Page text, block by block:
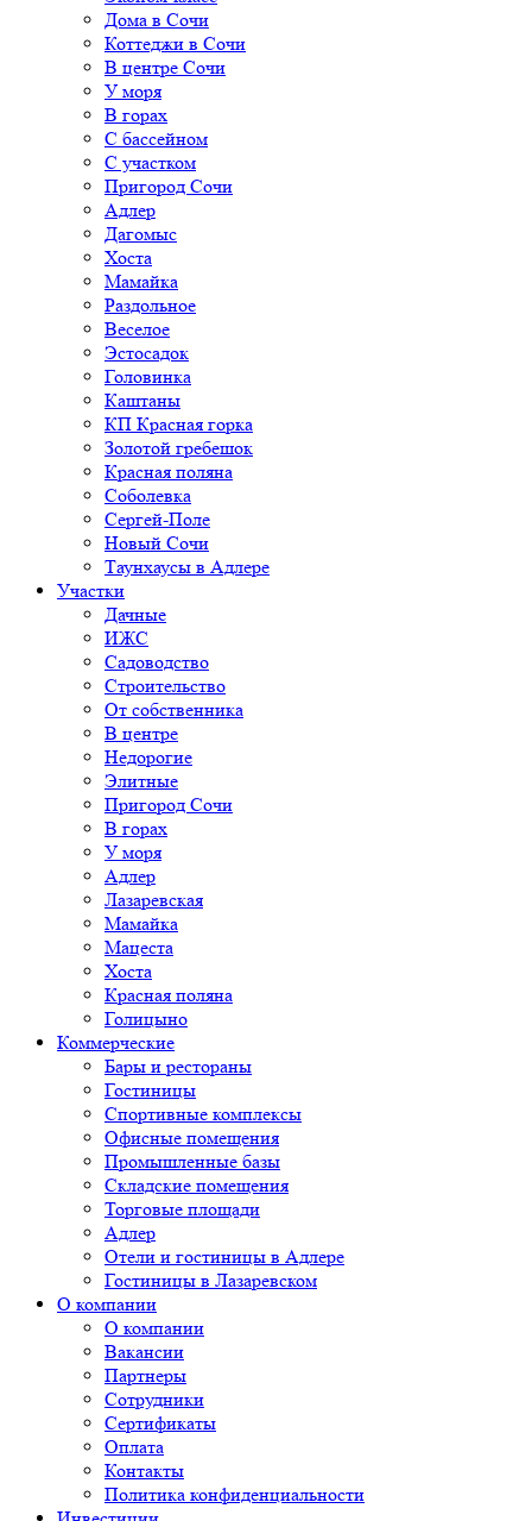
Дома в Сочи
Коттеджи в Сочи
В центре Сочи
У моря
В горах
С бассейном
С участком
Пригород Сочи
Адлер
Дагомыс
Хоста
Мамайка
Раздольное
Веселое
Эстосадок
Головинка
Каштаны
КП Красная горка
Золотой гребешок
Красная поляна
Соболевка
Сергей-Поле
Новый Сочи
Таунхаусы в Адлере
Участки
Дачные
ИЖС
Садоводство
Строительство
От собственника
В центре
Недорогие
Элитные
Пригород Сочи
В горах
У моря
Адлер
Лазаревская
Мамайка
Мацеста
Хоста
Красная поляна
Голицыно
Коммерческие
Бары и рестораны
Гостиницы
Спортивные комплексы
Офисные помещения
Промышленные базы
Складские помещения
Торговые площади
Адлер
Отели и гостиницы в Адлере
Гостиницы в Лазаревском
О компании
О компании
Вакансии
Партнеры
Сотрудники
Сертификаты
Оплата
Контакты
Политика конфиденциальности